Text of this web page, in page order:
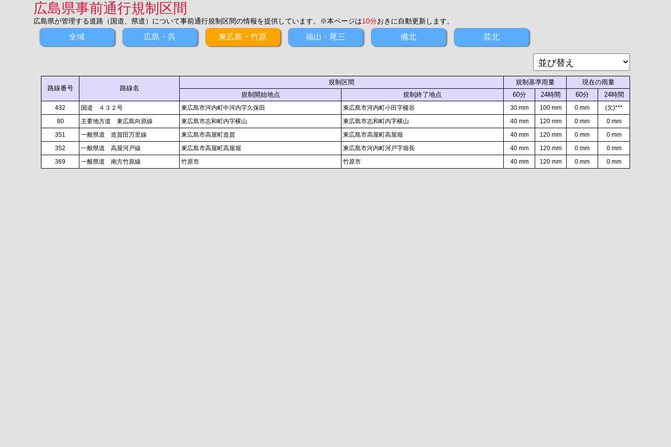
広島県事前通行規制区間
広島県が管理する道路（国道、県道）について事前通行規制区間の情報を提供しています。※本ページは10分おきに自動更新します。
全域 広島・呉 東広島・竹原 福山・尾三 備北 芸北
路線番号 路線名
規制区間 規制基準雨量
現在の雨量
規制開始地点
規制終了地点 60分 24時間 60分 24時間
432 国道 ４３２号 東広島市河内町中河内字久保田 東広島市河内町小田字榎谷 30 mm 100 mm 0 mm
(欠)***
80
主要地方道 東広島向原線 東広島市志和町内字横山 東広島市志和町内字横山 40 mm 120 mm 0 mm
0 mm
351
一般県道 造賀田万里線 東広島市高屋町造賀 東広島市高屋町高屋堀 40 mm 120 mm 0 mm
0 mm
352
一般県道 高屋河戸線 東広島市高屋町高屋堀 東広島市河内町河戸字堀長 40 mm 120 mm 0 mm
0 mm
369
一般県道 南方竹原線 竹原市 竹原市 40 mm 120 mm 0 mm 0 mm